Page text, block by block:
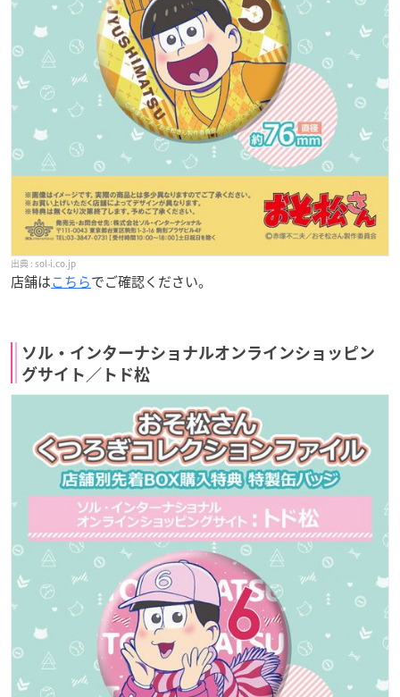
sol-i.co.jp
店舗はこちらでご確認ください。
ソル・インターナショナルオンラインショッピン
グサイト／トド松